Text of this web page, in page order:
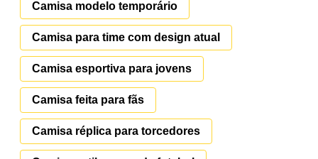
Camisa modelo temporário
Camisa para time com design atual
Camisa esportiva para jovens
Camisa feita para fãs
Camisa réplica para torcedores